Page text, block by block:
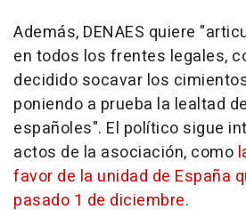
Además, DENAES quiere
en todos los frentes legales,
decidido socavar los
poniendo a prueba la lealtad
españoles". El político sigue
actos de la asociación, como
favor de la unidad de España
pasado 1 de diciembre.